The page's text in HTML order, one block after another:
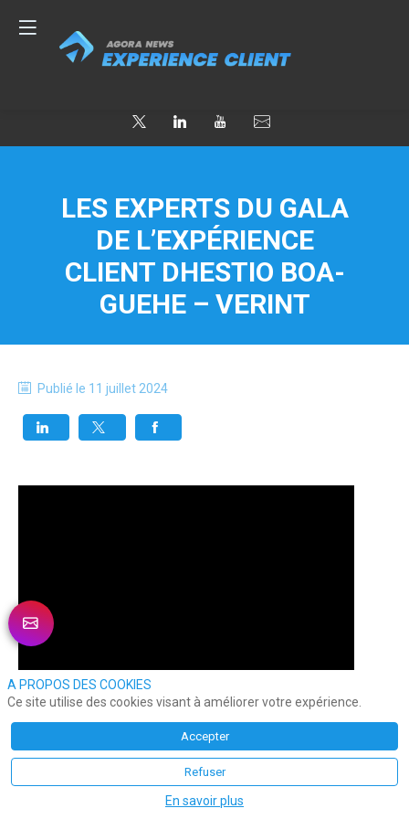
LES EXPERTS DU GALA
DE L’EXPÉRIENCE
CLIENT DHESTIO BOA-
GUEHE – VERINT
Publié le 11 juillet 2024
A PROPOS DES COOKIES
Ce site utilise des cookies visant à améliorer votre expérience.
Accepter
Refuser
En savoir plus